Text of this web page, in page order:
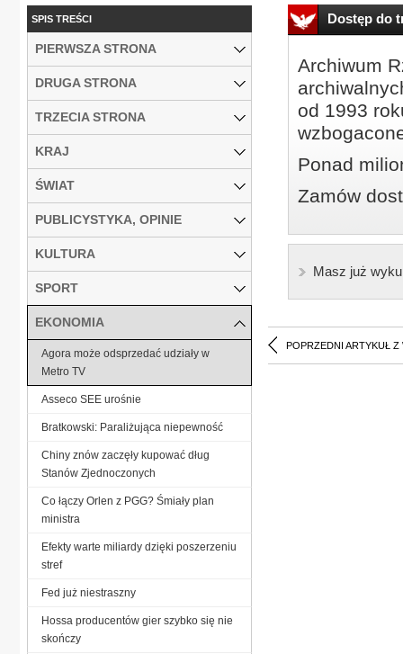
Dostęp do
Archiwum
od 1993
Ponad
Zamów
Masz już
POPRZEDNI ARTYKUŁ Z
SPIS TREŚCI
PIERWSZA STRONA
DRUGA STRONA
TRZECIA STRONA
KRAJ
ŚWIAT
PUBLICYSTYKA, OPINIE
KULTURA
SPORT
EKONOMIA
Agora może odsprzedać udziały w
Metro TV
Asseco SEE urośnie
Bratkowski: Paraliżująca niepewność
Chiny znów zaczęły kupować dług
Stanów Zjednoczonych
Co łączy Orlen z PGG? Śmiały plan
ministra
Efekty warte miliardy dzięki poszerzeniu
stref
Fed już niestraszny
Hossa producentów gier szybko się nie
skończy